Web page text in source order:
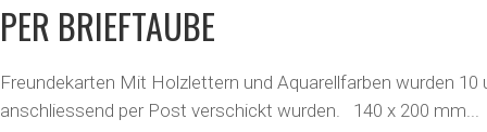
PER BRIEFTAUBE
Freundekarten Mit Holzlettern und Aquarellfarben wurden
anschliessend per Post verschickt wurden. 140 x 200 mm...